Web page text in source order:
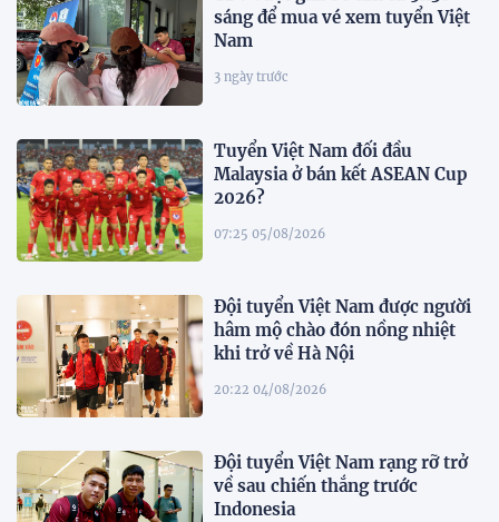
sáng để mua vé xem tuyển Việt
Nam
3 ngày trước
Tuyển Việt Nam đối đầu
Malaysia ở bán kết ASEAN Cup
2026?
07:25 05/08/2026
Đội tuyển Việt Nam được người
hâm mộ chào đón nồng nhiệt
khi trở về Hà Nội
20:22 04/08/2026
Đội tuyển Việt Nam rạng rỡ trở
về sau chiến thắng trước
Indonesia